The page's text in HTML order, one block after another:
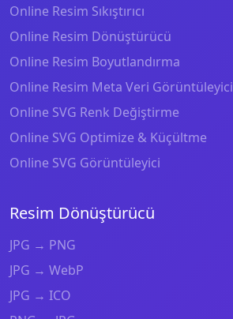
Online Resim Sıkıştırıcı
Online Resim Dönüştürücü
Online Resim Boyutlandırma
Online Resim Meta Veri Görüntüleyici
Online SVG Renk Değiştirme
Online SVG Optimize & Küçültme
Online SVG Görüntüleyici
Resim Dönüştürücü
JPG → PNG
JPG → WebP
JPG → ICO